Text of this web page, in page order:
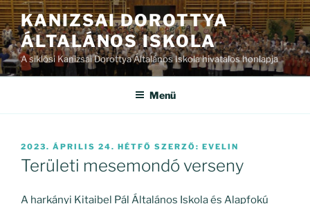
Tartalomhoz
KANIZSAI DOROTTYA
ÁLTALÁNOS ISKOLA
A siklósi Kanizsai Dorottya Általános Iskola hivatalos honlapja
Menü
BEKÜLDVE:
2023. ÁPRILIS 24. HÉTFŐ SZERZŐ: EVELIN
Területi mesemondó verseny
A harkányi Kitaibel Pál Általános Iskola és Alapfokú